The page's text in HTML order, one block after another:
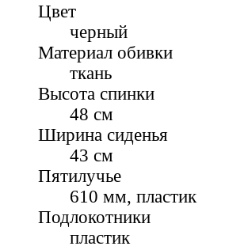
Цвет
черный
Материал обивки
ткань
Высота спинки
48 см
Ширина сиденья
43 см
Пятилучье
610 мм, пластик
Подлокотники
пластик